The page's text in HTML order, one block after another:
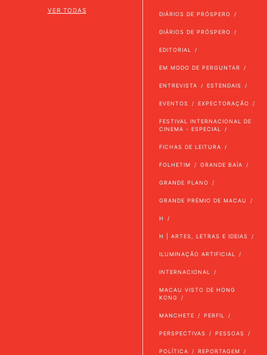
VER TODAS
DIÁRIOS DE PRÓSPERO
DIÁRIOS DE PRÓSPERO
EDITORIAL
EM MODO DE PERGUNTAR
ENTREVISTA ESTENDAIS
EVENTOS EXPECTORAÇÃO
FESTIVAL INTERNACIONAL DE
CINEMA - ESPECIAL
FICHAS DE LEITURA
FOLHETIM GRANDE BAÍA
GRANDE PLANO
GRANDE PRÉMIO DE MACAU
H
H | ARTES, LETRAS E IDEIAS
ILUMINAÇÃO ARTIFICIAL
INTERNACIONAL
MACAU VISTO DE HONG
KONG
MANCHETE PERFIL
PERSPECTIVAS PESSOAS
POLÍTICA REPORTAGEM